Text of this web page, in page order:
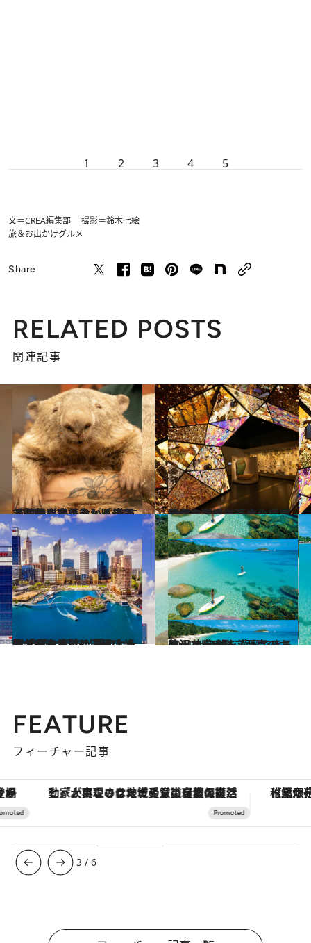
1 2 3 4 5
文＝CREA編集部 撮影＝鈴木七絵
旅＆お出かけグルメ
Share
RELATED POSTS
関連記事
2023.11.26
【初めから読む】パースでしか出合えない！ 旅する気分が盛り上がる絶景と動物のアクティビティ【2選】
旅＆お出かけ 2023.12.8
恐竜や巨大クジラの標本と記念写真！西オーストラリアの自然と文化に植物園＆ミュージアムへ
旅＆お出かけ
2023.7.9
西オーストラリア州の州都 自然と都市が調和した街「パース」で 夢のような休日を体験しよう
旅＆お出かけ 2021.4.11
オーストラリア至高のホテル 大自然を満喫できる贅沢な宿9選
旅＆お出かけ
FEATURE
フィーチャー記事
「大事なのは地域の意識を変えること」。ロレックス賞受賞の自然保護活動家が実現させたナイジェリアの自然環境の復活 【夏限定ディナーコース】旬
3 /6